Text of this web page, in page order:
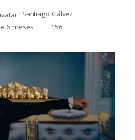
Santiago Gálvez
6 meses
156